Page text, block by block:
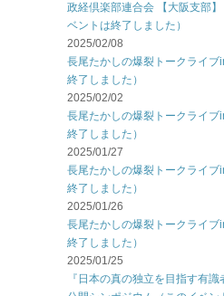
政経倶楽部連合会 【大阪支部
ベントは終了しました）
2025/02/08
長尾たかしの爆裂トークライブ
終了しました）
2025/02/02
長尾たかしの爆裂トークライブ
終了しました）
2025/01/27
長尾たかしの爆裂トークライブ
終了しました）
2025/01/26
長尾たかしの爆裂トークライブ
終了しました）
2025/01/25
『日本の真の独立を目指す有